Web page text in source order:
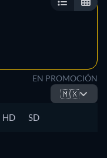
EN PROMOCIÓN
🇲🇽
HD SD